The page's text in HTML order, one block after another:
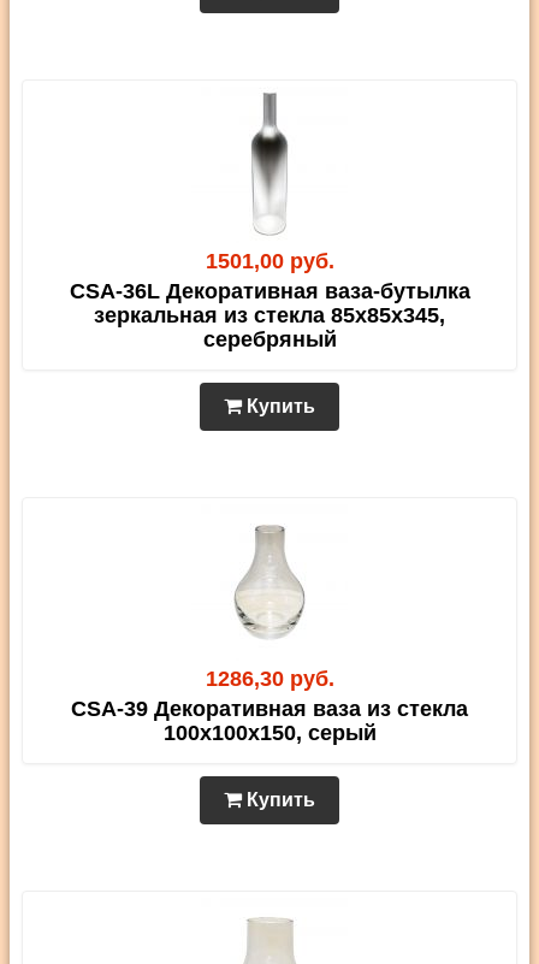
1501,00 руб.
CSA-36L Декоративная ваза-бутылка
зеркальная из стекла 85х85х345,
серебряный
Купить
1286,30 руб.
CSA-39 Декоративная ваза из стекла
100х100х150, серый
Купить